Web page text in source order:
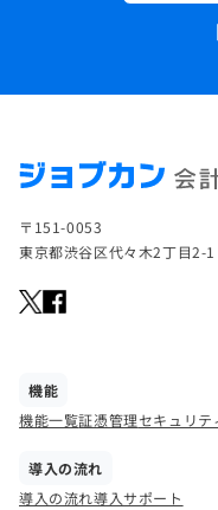
〒151-0053
東京都渋谷区代々木2丁目2-
機能
機能一覧証憑管理セキュリテ
導入の流れ
導入の流れ導入サポート